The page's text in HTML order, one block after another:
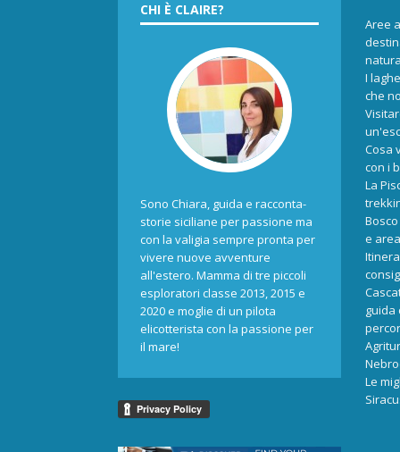
CHI È CLAIRE?
Sono Chiara, guida e racconta-
storie siciliane per passione ma
con la valigia sempre pronta per
vivere nuove avventure
all'estero. Mamma di tre piccoli
esploratori classe 2013, 2015 e
2020 e moglie di un pilota
elicotterista con la passione per
il mare!
Aree
natura
I
che
Cosa
con i
La
e
guida
Le